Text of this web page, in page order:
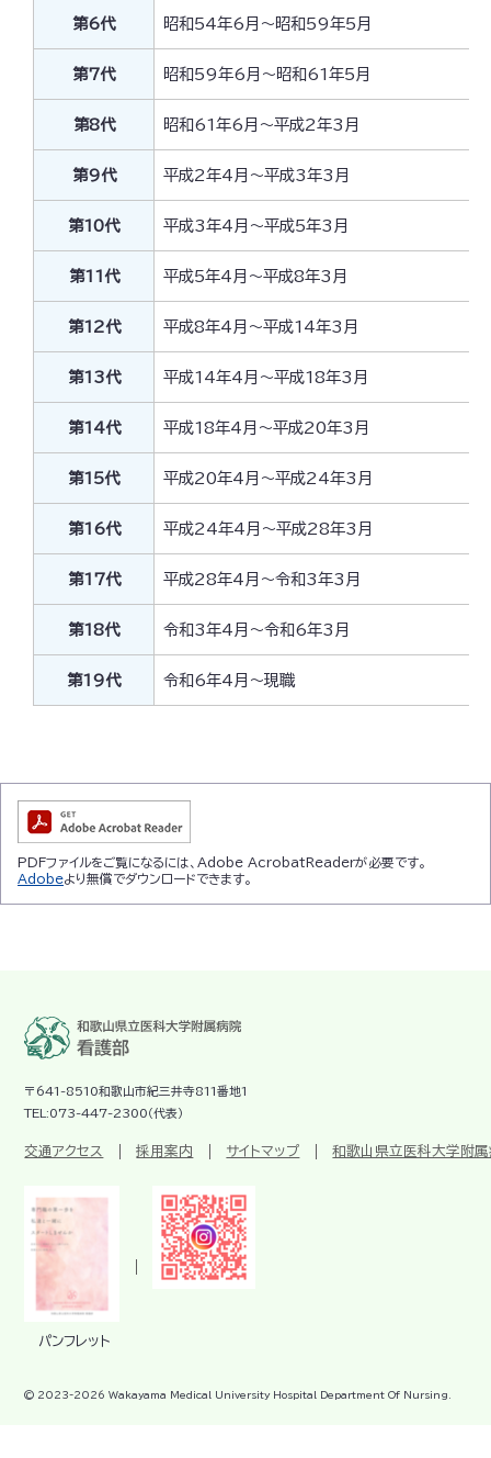
第6代 昭和54年6月～昭和59年5月
第7代 昭和59年6月～昭和61年5月
第8代 昭和61年6月～平成2年3月
第9代 平成2年4月～平成3年3月
第10代 平成3年4月～平成5年3月
第11代 平成5年4月～平成8年3月
第12代 平成8年4月～平成14年3月
第13代 平成14年4月～平成18年3月
第14代 平成18年4月～平成20年3月
第15代 平成20年4月～平成24年3月
第16代 平成24年4月～平成28年3月
第17代 平成28年4月～令和3年3月
第18代 令和3年4月～令和6年3月
第19代 令和6年4月～現職
PDFファイルをご覧になるには、Adobe AcrobatReaderが必要です。
Adobeより無償でダウンロードできます。
〒641-8510和歌山市紀三井寺811番地1
TEL:073-447-2300（代表）
交通アクセス 採用案内 サイトマップ 和歌山県立医科大学附
パンフレット
© 2023-2026 Wakayama Medical University Hospital Department Of Nursing.